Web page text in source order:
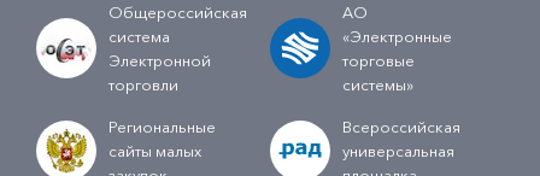
Общероссийская
система
Электронной
торговли
АО
«Электронные
торговые
системы»
Региональные
сайты малых
Всероссийская
универсальная